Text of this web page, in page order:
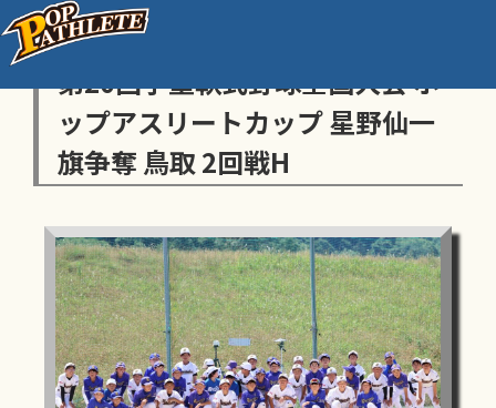
センス・トラストトーナメント
第20回学童軟式野球全国大会 ポ
ップアスリートカップ 星野仙一
旗争奪 鳥取 2回戦H